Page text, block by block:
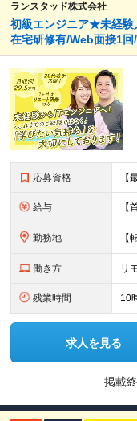
ランスタッド株式会社
初級エンジニア★未経験
在宅研修有/Web面接1回
応募資格
給与
勤務地
働き方 リ
残業時間 10
求人を見る
掲載